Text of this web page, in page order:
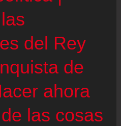
del Rey
de
ahora
las cosas